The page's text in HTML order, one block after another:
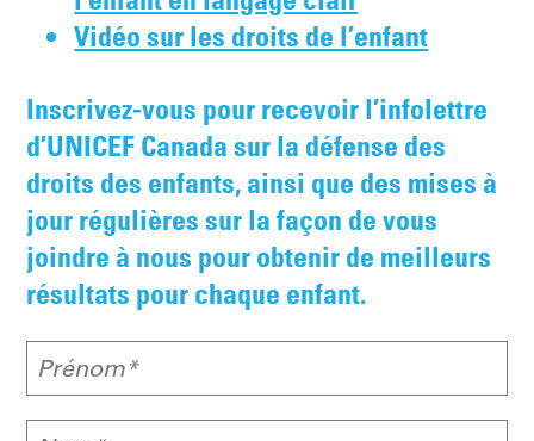
Vidéo sur les droits de l’enfant
Inscrivez-vous pour recevoir l’infolettre
d’UNICEF Canada sur la défense des
droits des enfants, ainsi que des mises à
jour régulières sur la façon de vous
joindre à nous pour obtenir de meilleurs
résultats pour chaque enfant.
Prénom*